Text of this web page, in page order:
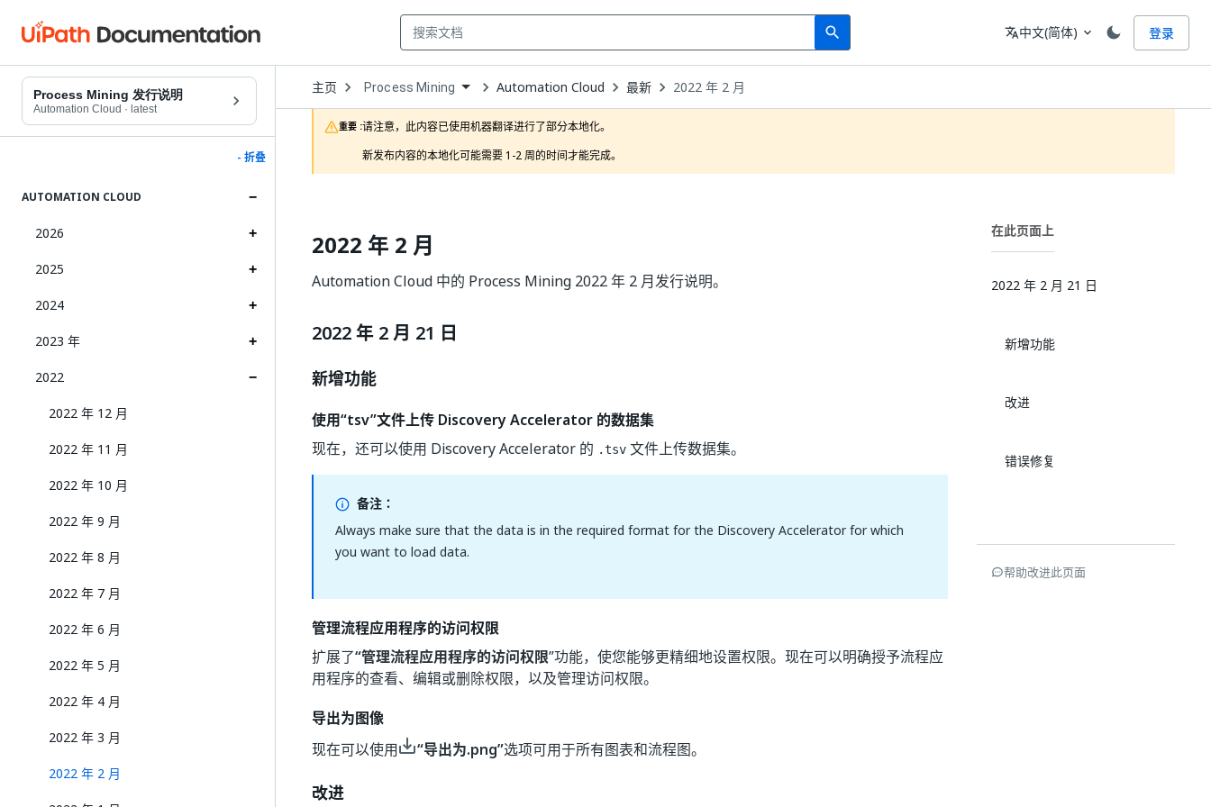
search
Search 语言
translate中文(简体) expand_more 登录
Process Mining 发行说明
Automation Cloud · latest
- 折叠
AUTOMATION CLOUD
2026
2025
2024
2023 年
2022
2022 年 12 月
2022 年 11 月
2022 年 10 月
2022 年 9 月
2022 年 8 月
2022 年 7 月
2022 年 6 月
2022 年 5 月
2022 年 4 月
2022 年 3 月
2022 年 2 月
主页 Open
Dropdown
to
choose
product
Process Mining Automation Cloud 最新 2022 年 2 月
重要 :请注意，此内容已使用机器翻译进行了部分本地化。
新发布内容的本地化可能需要 1-2 周的时间才能完成。
2022 年 2 月
Automation Cloud 中的 Process Mining 2022 年 2 月发行说明。
2022 年 2 月 21 日
新增功能
使用“tsv”文件上传 Discovery Accelerator 的数据集
现在，还可以使用 Discovery Accelerator 的 .tsv 文件上传数据集。
备注：
Always make sure that the data is in the required format for the Discovery Accelerator for which
you want to load data.
管理流程应用程序的访问权限
扩展了“管理流程应用程序的访问权限”功能，使您能够更精细地设置权限。现在可以明确授予流程应
用程序的查看、编辑或删除权限，以及管理访问权限。
导出为图像
现在可以使用
“导出为.png”选项可用于所有图表和流程图。
改进
在此页面上
2022 年 2 月 21 日
新增功能
改进
错误修复
帮助改进此页面